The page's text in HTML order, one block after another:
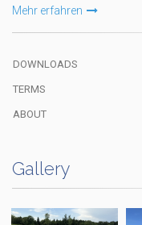
Mehr erfahren
DOWNLOADS
TERMS
ABOUT
Gallery